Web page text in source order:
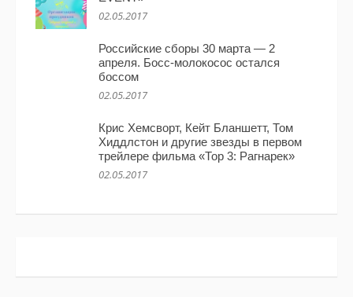
02.05.2017
Российские сборы 30 марта — 2
апреля. Босс-молокосос остался
боссом
02.05.2017
Крис Хемсворт, Кейт Бланшетт, Том
Хиддлстон и другие звезды в первом
трейлере фильма «Тор 3: Рагнарек»
02.05.2017